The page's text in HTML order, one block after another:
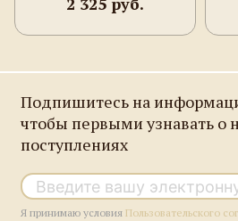
Подпишитесь на
чтобы первыми узнавать о
поступлениях
Я принимаю условияПользовательского